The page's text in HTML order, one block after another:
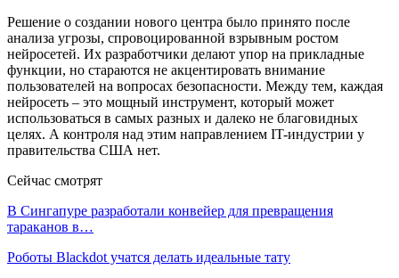
Решение о создании нового центра было принято после
анализа угрозы, спровоцированной взрывным ростом
нейросетей. Их разработчики делают упор на прикладные
функции, но стараются не акцентировать внимание
пользователей на вопросах безопасности. Между тем, каждая
нейросеть – это мощный инструмент, который может
использоваться в самых разных и далеко не благовидных
целях. А контроля над этим направлением IT-индустрии у
правительства США нет.
Сейчас смотрят
В Сингапуре разработали конвейер для превращения
тараканов в…
Роботы Blackdot учатся делать идеальные тату